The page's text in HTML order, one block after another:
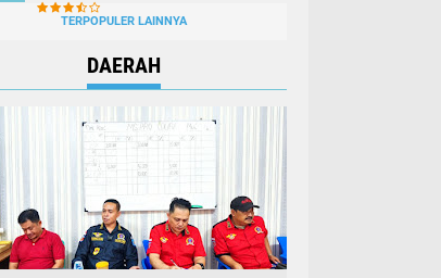
TERPOPULER LAINNYA
DAERAH